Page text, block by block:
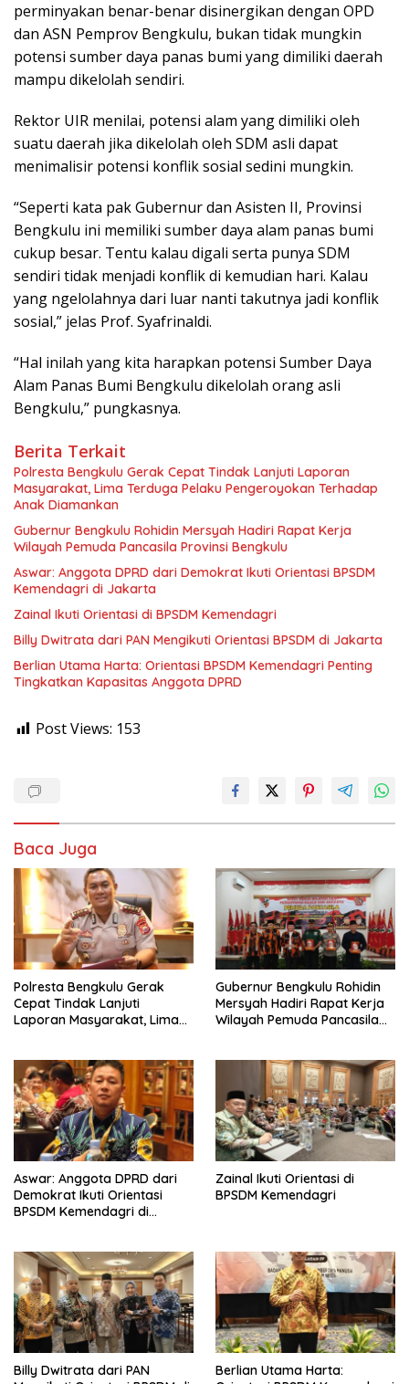
perminyakan benar-benar disinergikan dengan OPD
dan ASN Pemprov Bengkulu, bukan tidak mungkin
potensi sumber daya panas bumi yang dimiliki daerah
mampu dikelolah sendiri.
Rektor UIR menilai, potensi alam yang dimiliki oleh
suatu daerah jika dikelolah oleh SDM asli dapat
menimalisir potensi konflik sosial sedini mungkin.
“Seperti kata pak Gubernur dan Asisten II, Provinsi
Bengkulu ini memiliki sumber daya alam panas bumi
cukup besar. Tentu kalau digali serta punya SDM
sendiri tidak menjadi konflik di kemudian hari. Kalau
yang ngelolahnya dari luar nanti takutnya jadi konflik
sosial,” jelas Prof. Syafrinaldi.
“Hal inilah yang kita harapkan potensi Sumber Daya
Alam Panas Bumi Bengkulu dikelolah orang asli
Bengkulu,” pungkasnya.
Berita Terkait
‎Polresta Bengkulu Gerak Cepat Tindak Lanjuti Laporan
Masyarakat, Lima Terduga Pelaku Pengeroyokan Terhadap
Anak Diamankan
Gubernur Bengkulu Rohidin Mersyah Hadiri Rapat Kerja
Wilayah Pemuda Pancasila Provinsi Bengkulu
Aswar: Anggota DPRD dari Demokrat Ikuti Orientasi BPSDM
Kemendagri di Jakarta
Zainal Ikuti Orientasi di BPSDM Kemendagri
Billy Dwitrata dari PAN Mengikuti Orientasi BPSDM di Jakarta
Berlian Utama Harta: Orientasi BPSDM Kemendagri Penting
Tingkatkan Kapasitas Anggota DPRD
Post Views: 153
Baca Juga
‎Polresta Bengkulu Gerak
Cepat Tindak Lanjuti
Laporan Masyarakat, Lima
Anak Diamankan
Gubernur Bengkulu Rohidin
Mersyah Hadiri Rapat Kerja
Wilayah Pemuda Pancasila
Aswar: Anggota DPRD dari
Demokrat Ikuti Orientasi
BPSDM Kemendagri di
Zainal Ikuti Orientasi di
BPSDM Kemendagri
Billy Dwitrata dari PAN
Berlian Utama Harta: